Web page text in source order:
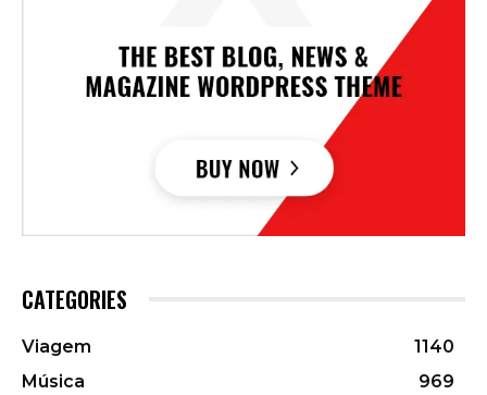
CATEGORIES
Viagem
1140
Música
969